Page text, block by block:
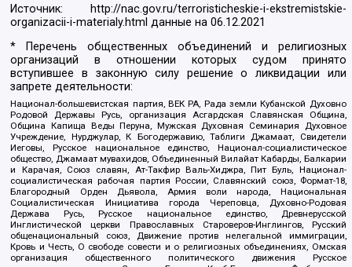
Источник:
http://nac.gov.ru/terroristicheskie-i-ekstremistskie-
organizacii-i-materialy.html данные на06.12.2021
* Перечень общественных объединений и религиозных
организаций в отношении которых судом принято
вступившее в законную силу решение о ликвидации или
запрете деятельности:
Национал-большевистская партия, ВЕК РА, Рада земли Кубанской Духовно
Родовой Державы Русь, организация Асгардская Славянская Община,
Община Капища Веды Перуна, Мужская Духовная Семинария Духовное
Учреждение, Нурджулар, К Богодержавию, Таблиги Джамаат, Свидетели
Иеговы, Русское национальное единство, Национал-социалистическое
общество, Джамаат мувахидов, Объединенный Вилайат Кабарды, Балкарии
и Карачая, Союз славян, Ат-Такфир Валь-Хиджра, Пит Буль, Национал-
социалистическая рабочая партия России, Славянский союз, Формат-18,
Благородный Орден Дьявола, Армия воли народа, Национальная
Социалистическая Инициатива города Череповца, Духовно-Родовая
Держава Русь, Русское национальное единство, Древнерусской
Инглистической церкви Православных Староверов-Инглингов, Русский
общенациональный союз, Движение против нелегальной иммиграции,
Кровь и Честь, О свободе совести и о религиозных объединениях, Омская
организация общественного политического движения Русское